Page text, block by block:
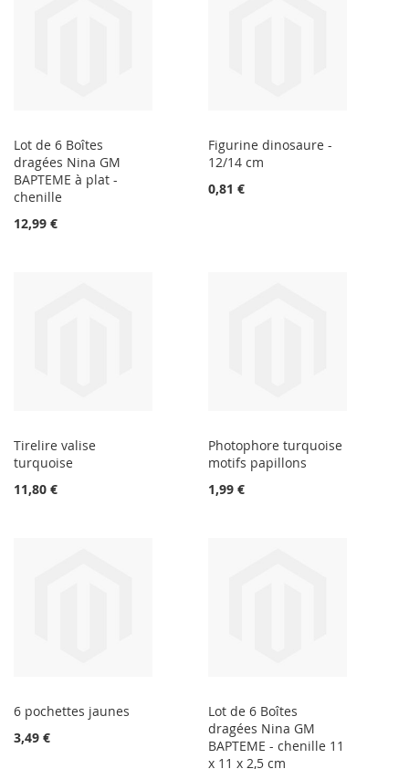
Lot de 6 Boîtes
dragées Nina GM
BAPTEME à plat -
chenille
12,99 €
Figurine dinosaure -
12/14 cm
0,81 €
Tirelire valise
turquoise
11,80 €
Photophore turquoise
motifs papillons
1,99 €
6 pochettes jaunes
3,49 €
Lot de 6 Boîtes
dragées Nina GM
BAPTEME - chenille 11
x 11 x 2,5 cm